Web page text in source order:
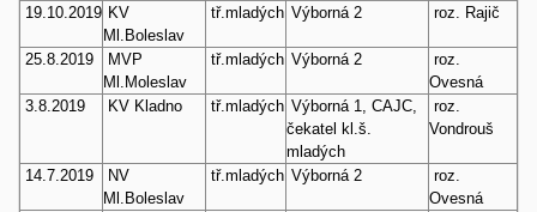
19.10.2019 KV
Ml.Boleslav
tř.mladých Výborná 2 roz. Rajič
25.8.2019
MVP
Ml.Moleslav
tř.mladých Výborná 2
roz.
Ovesná
3.8.2019
KV Kladno tř.mladých Výborná 1, CAJC,
čekatel kl.š.
mladých
roz.
Vondrouš
14.7.2019
NV
Ml.Boleslav
tř.mladých Výborná 2
roz.
Ovesná